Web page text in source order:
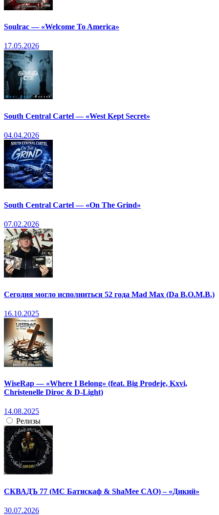
Soulrac — «Welcome To America»
17.05.2026
South Central Cartel — «West Kept Secret»
04.04.2026
South Central Cartel — «On The Grind»
07.02.2026
Сегодня могло исполниться 52 года Mad Max (Da B.O.M.B.)
16.10.2025
WiseRap — «Where I Belong» (feat. Big Prodeje, Kxvi,
Christenelle Diroc & D-Light)
14.08.2025
Релизы
СКВАДЪ 77 (МС Батискаф & ShaMee CAO) – «Дикий»
30.07.2026